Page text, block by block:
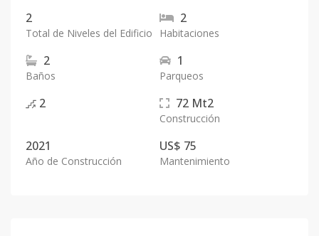
2
Total de Niveles del Edificio
2
Habitaciones
2
Baños
1
Parqueos
2 72 Mt2
Construcción
2021
Año de Construcción
US$ 75
Mantenimiento